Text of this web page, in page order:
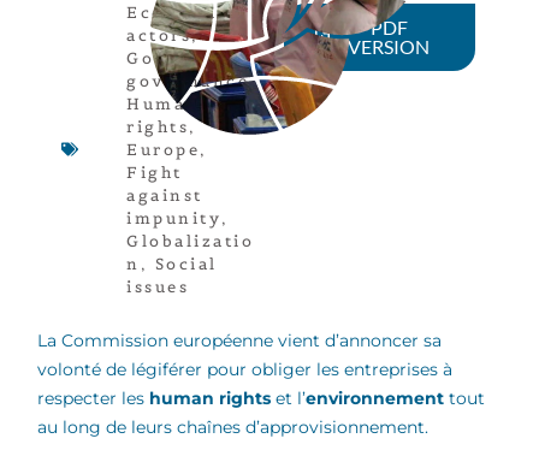
Economical
actors,
Good
governance,
Human
rights,
Europe,
Fight
against
impunity,
Globalizatio
n , Social
issues
PDF
VERSION
La Commission européenne vient d’annoncer sa
volonté de légiférer pour obliger les entreprises à
respecter les human rights et l’environnementtout
au long de leurs chaînes d’approvisionnement.